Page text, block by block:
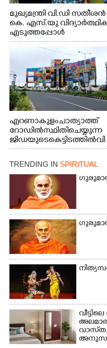
മുഖ്യമന്ത്രി വി.ഡി
കെ. എസ്.യു
എടുത്തപ്പോൾ
എറണാകുളം ചാത്യാത്ത്
റോഡിൽ സ്ഥിതി ചെയ്യുന്ന
ജിഡയുടെ കെട്ടിടത്തിൽ വി
വിധ മേഖലകളിൽ പ്രാഗ
ത്ഭ്യം തെളിയിച്ച സ്ത്രീകളു
ടെ ചിത്രങ്ങൾ
ചുവരിൽ പതിപ്പിച്ചപ്പോൾ
TRENDING IN SPIRITUAL